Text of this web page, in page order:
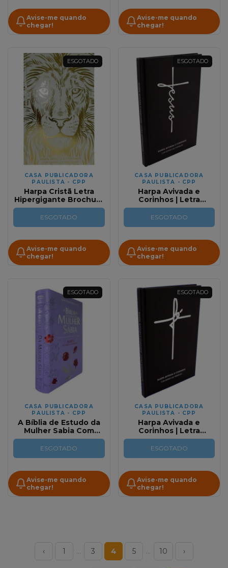
Avise-me quando
chegar!
Avise-me quando
chegar!
ESGOTADO
CASA PUBLICADORA
PAULISTA - CPP
Harpa Cristã Letra
Hipergigante Brochura
Leão Branca
ESGOTADO
Avise-me quando
chegar!
ESGOTADO
CASA PUBLICADORA
PAULISTA - CPP
Harpa Avivada e
Corinhos | Letra
Hipergigante | Capa
dura | Jesus Preta
ESGOTADO
Avise-me quando
chegar!
ESGOTADO
CASA PUBLICADORA
PAULISTA - CPP
A Bíblia de Estudo da
Mulher Sabia Com
Harpa Avivada e
Corinhos | Lilás | RC Full
ESGOTADO
Avise-me quando
chegar!
ESGOTADO
CASA PUBLICADORA
PAULISTA - CPP
Harpa Avivada e
Corinhos | Letra
Hipergigante | Capa
dura | Fé Preta
ESGOTADO
Avise-me quando
chegar!
‹ 1 … 3 4 5 … 10 ›